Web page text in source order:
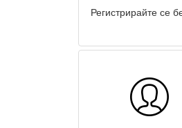
Регистрирайте се